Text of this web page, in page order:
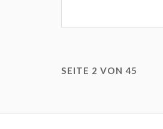
SEITE 2 VON 45